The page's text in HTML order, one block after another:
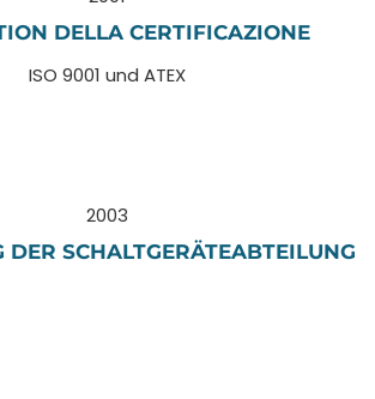
DELLA CERTIFICAZIONE
ISO 9001 und ATEX
2003
DER SCHALTGERÄTEABTEILUNG